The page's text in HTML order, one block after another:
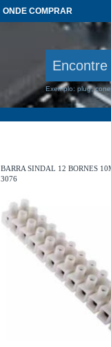
ONDE COMPRAR
Exemplo: plug,
BARRA SINDAL 12 BORNES
3076